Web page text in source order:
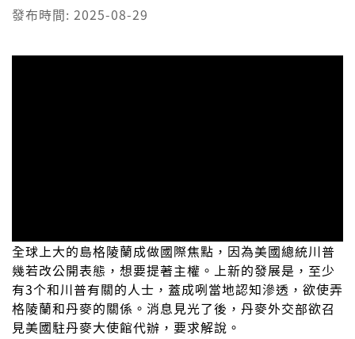
發布時間: 2025-08-29
全球上大的島格陵蘭成做國際焦點，因為美國總統川普
幾若改公開表態，想要提著主權。上新的發展是，至少
有3个和川普有關的人士，蓋成咧當地認知滲透，欲使弄
格陵蘭和丹麥的關係。消息見光了後，丹麥外交部欲召
見美國駐丹麥大使館代辦，要求解說。